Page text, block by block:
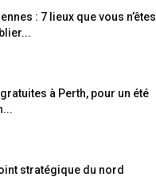
: 7 lieux que vous n’êtes
à Perth, pour un été
stratégique du nord